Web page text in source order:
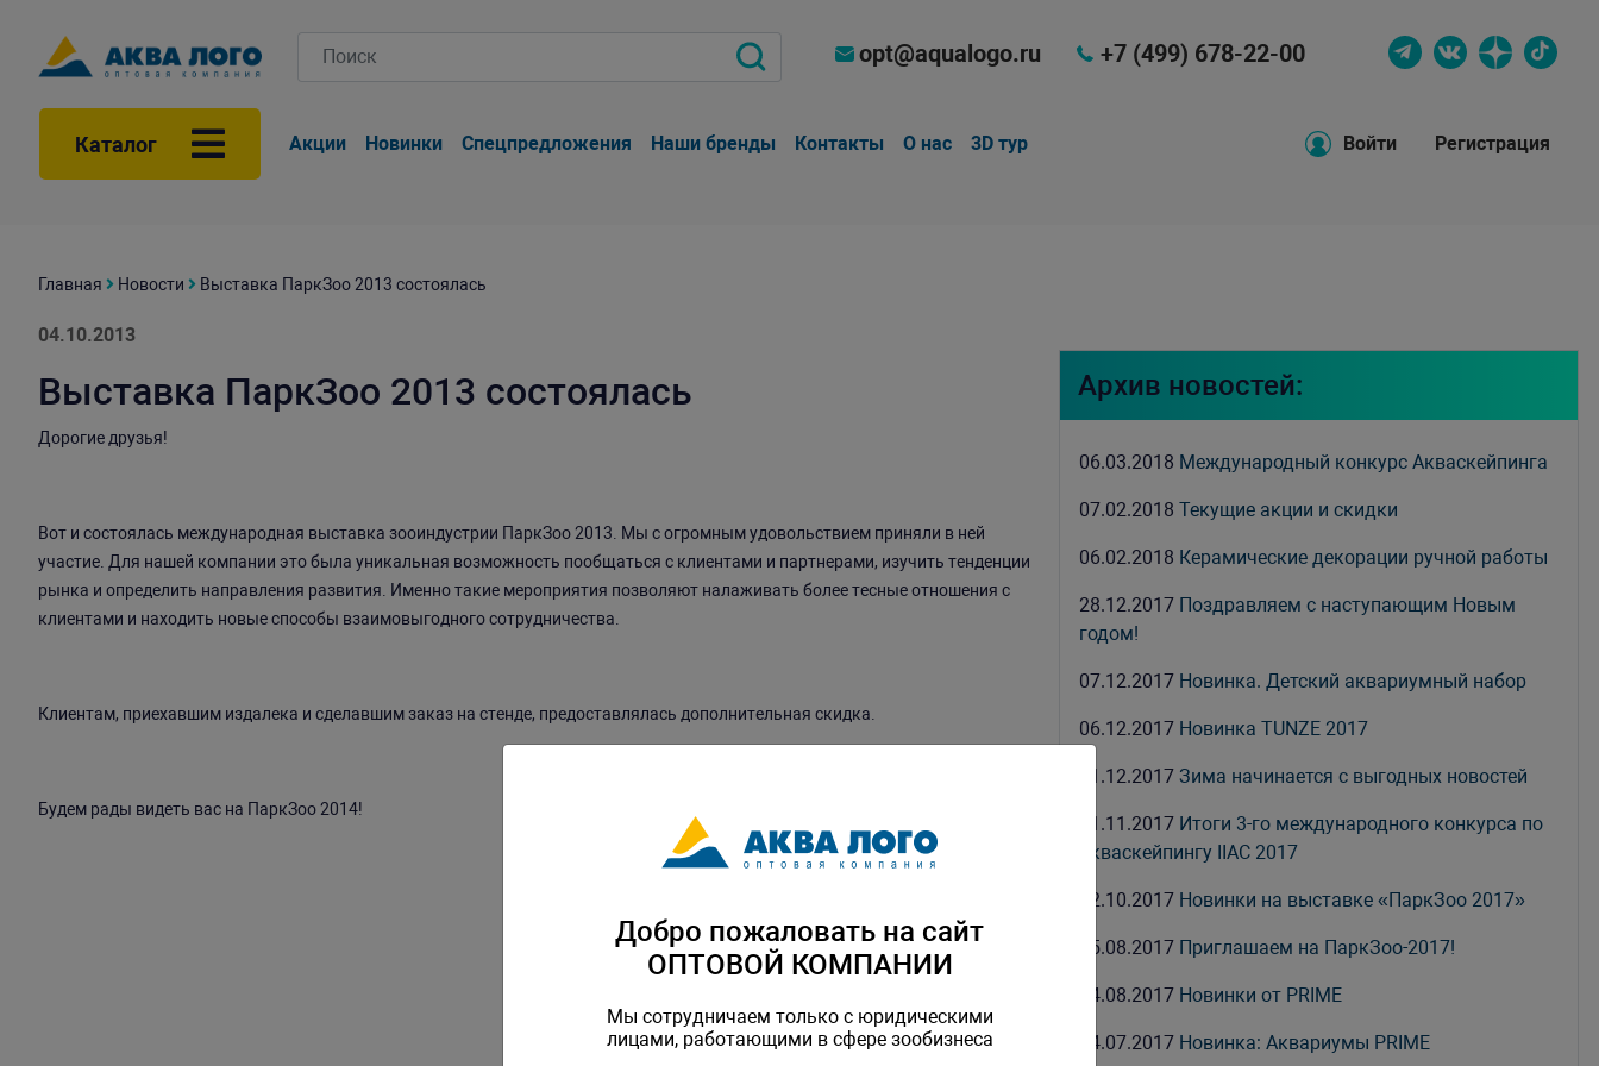
opt@aqualogo.ru +7 (499) 678-22-00
Каталог Акции Новинки Спецпредложения Наши бренды Контакты О нас 3D тур Войти Регистрация
Главная Новости Выставка ПаркЗоо 2013 состоялась
04.10.2013
Выставка ПаркЗоо 2013 состоялась
Дорогие друзья!
Вот и состоялась международная выставка зооиндустрии ПаркЗоо 2013. Мы с огромным удовольствием приняли в ней
участие. Для нашей компании это была уникальная возможность пообщаться с клиентами и партнерами, изучить тенденции
рынка и определить направления развития. Именно такие мероприятия позволяют налаживать более тесные отношения с
клиентами и находить новые способы взаимовыгодного сотрудничества.
Клиентам, приехавшим издалека и сделавшим заказ на стенде, предоставлялась дополнительная скидка.
Будем рады видеть вас на ПаркЗоо 2014!
Архив новостей:
06.03.2018 Международный конкурс Акваскейпинга
07.02.2018Текущие акции и скидки
06.02.2018 Керамические декорации ручной работы
28.12.2017 Поздравляем с наступающим Новым
годом!
07.12.2017 Новинка. Детский аквариумный набор
06.12.2017 Новинка TUNZE 2017
01.12.2017Зима начинается с выгодных новостей
01.11.2017 Итоги 3-го международного конкурса по
акваскейпингу IIAC 2017
02.10.2017 Новинки на выставке «ПаркЗоо 2017»
25.08.2017 Приглашаем на ПаркЗоо-2017!
04.08.2017 Новинки от PRIME
24.07.2017 Новинка: Аквариумы PRIME
Добро пожаловать на сайт
ОПТОВОЙ КОМПАНИИ
Мы сотрудничаем только с юридическими
лицами, работающими в сфере зообизнеса